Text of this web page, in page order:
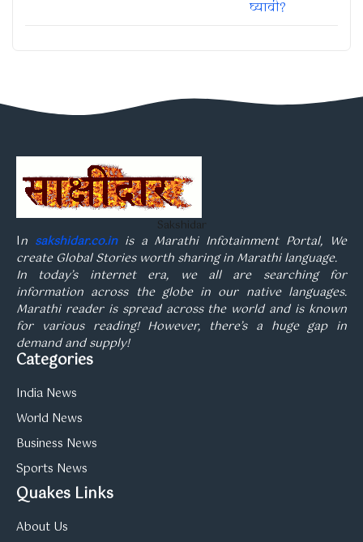
Sakshidar
In sakshidar.co.inis a Marathi Infotainment Portal, We
create Global Stories worth sharing in Marathi language.
In today’s internet era, we all are searching for
information across the globe in our native languages.
Marathi reader is spread across the world and is known
for various reading! However, there’s a huge gap in
demand and supply!
Categories
India News
World News
Business News
Sports News
Quakes Links
About Us